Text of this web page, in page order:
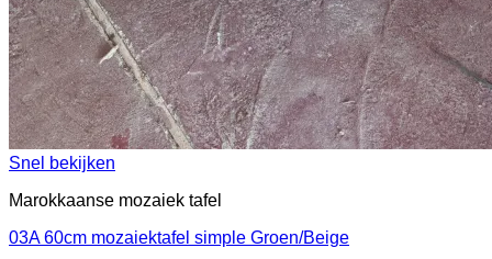
Snel bekijken
Marokkaanse mozaiek tafel
03A 60cm mozaiektafel simple Groen/Beige